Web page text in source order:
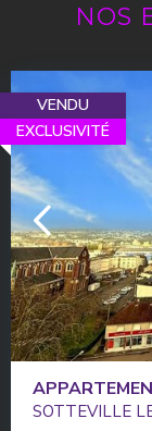
NOS
VENDU
EXCLUSIVITÉ
SOTTEVILLE